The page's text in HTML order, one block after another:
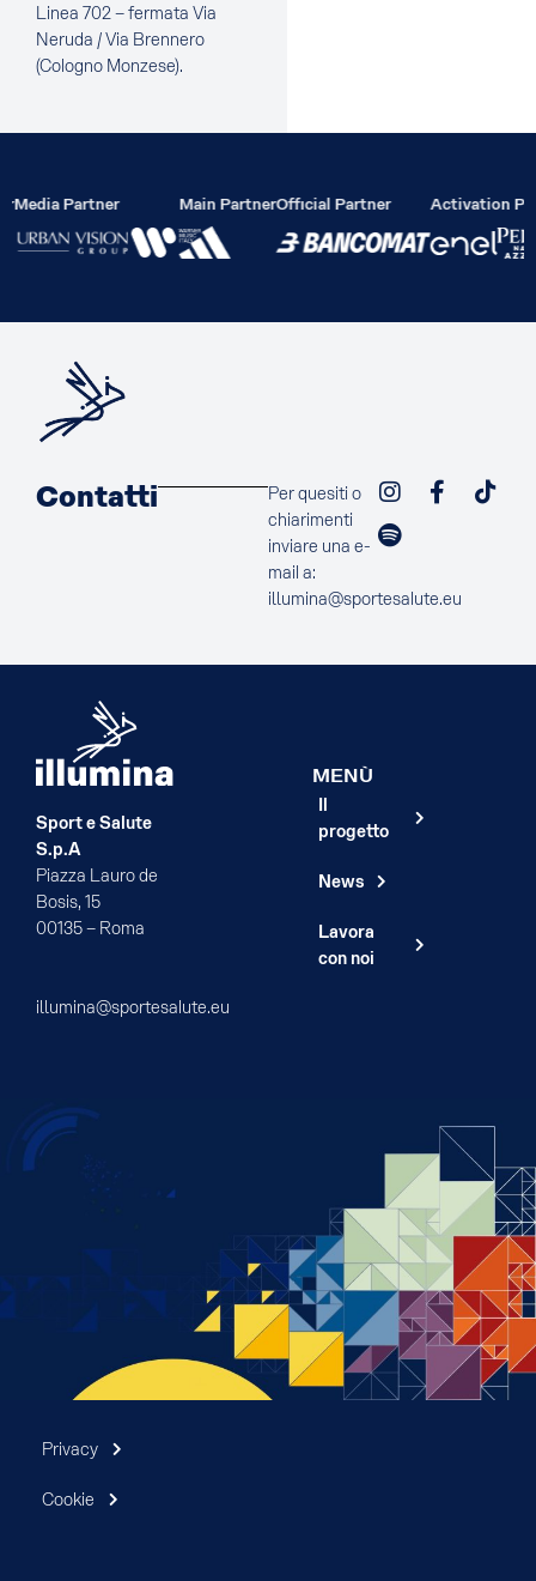
Linea 702 – fermata Via
Neruda / Via Brennero
(Cologno Monzese).
Media Partner Main PartnerOfficial Partner Activation
Contatti
Per quesiti o
chiarimenti
inviare una e-
mail a:
illumina@sportesalute.eu
Sport e Salute
S.p.A
Piazza Lauro de
Bosis, 15
00135 – Roma
illumina@sportesalute.eu
MENÙ
progetto
News
Lavora
con noi
Privacy
Cookie